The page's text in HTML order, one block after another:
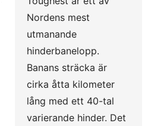
Nordens mest
utmanande
hinderbanelopp.
Banans sträcka är
cirka åtta kilometer
lång med ett 40-tal
varierande hinder. Det